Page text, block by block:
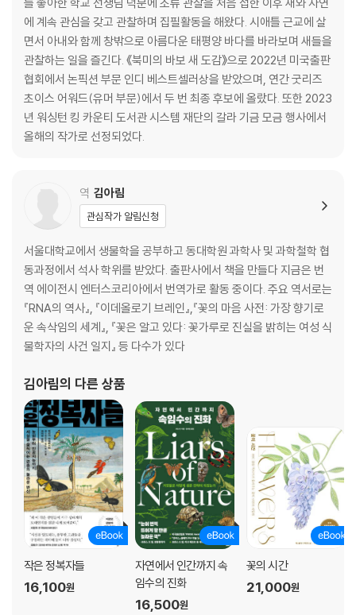
■ 렘카이 왕자의 무덤(서벽)
■ 금반지
■ 석회암으로 조각된 사원 소년
■ 테라코타 기름 램프
■ 새들로 장식한 거울
■ 새를 쏘는 궁수 메달
■ 부엉이와 피리새
■ 따오기와 젊은 여인
4장 새들과 잘 지내기
새에 대한 지식 쌓기 (조류 관찰자를 위한 몇 가지 게임과 도움말)
■ 새와 어울리는 단어 짝짓기 게임
■ 새에 대해 묘사하는 단어들
■ 어떤 종인지 즉시 알아내는 방법
■ 여러분만의 새 그리기
감사의 말
참고문헌
에 계속 관심을 갖고 관찰하며 집필활동을 해왔다. 시애틀 근교에 살
면서 아내와 함께 창밖으로 아름다운 태평양 바다를 바라보며 새들을
관찰하는 일을 즐긴다. 《북미의 바보 새 도감》으로 2022년 미국출판
협회에서 논픽션 부문 인디 베스트셀러상을 받았으며, 연간 굿리즈
초이스 어워드(유머 부문)에서 두 번 최종 후보에 올랐다. 또한 2023
년 워싱턴 킹 카운티 도서관 시스템 재단의 갈라 기금 모금 행사에서
올해의 작가로 선정되었다.
역 김아림
관심작가 알림신청
서울대학교에서 생물학을 공부하고 동대학원 과학사 및 과학철학 협
동과정에서 석사 학위를 받았다. 출판사에서 책을 만들다 지금은 번
역 에이전시 엔터스코리아에서 번역가로 활동 중이다. 주요 역서로는
『RNA의 역사』, 『이데올로기 브레인』,『꽃의 마음 사전: 가장 향기로
운 속삭임의 세계』, 『꽃은 알고 있다: 꽃가루로 진실을 밝히는 여성 식
물학자의 사건 일지』 등 다수가 있다
김아림의 다른 상품
작은 정복자들
16,100원
자연에서 인간까지 속
임수의 진화
16,500원
꽃의 시간
21,000원